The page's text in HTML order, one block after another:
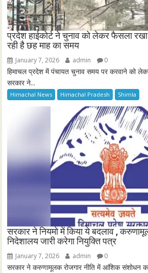
प्रदेश हाईकोर्ट ने चुनाव को लेकर फैसला रखा
रही है छह माह का समय
January 7, 2026 admin 0
हिमाचल प्रदेश में पंचायत चुनाव समय पर करवाने को
सरकार ने...
Himachal News Himachal Pradesh Shimla
सरकार ने नियमो में किया ये बदलाव ,
निदेशालय जारी करेगा नियुक्ति पत्र
January 7, 2026 admin 0
सरकार ने करुणामूलक रोजगार नीति में आंशिक संशोधन